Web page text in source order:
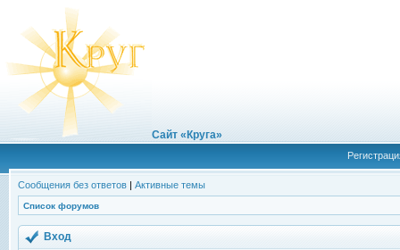
Сайт «Круга»
Сообщения без ответов | Активные темы
Список форумов
Вход